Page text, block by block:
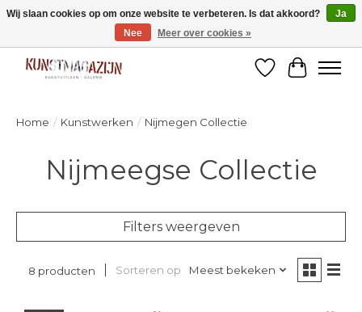
Welkom bij de designshop van Kunstmagazijn Nijmegen!
Verlanglijst
Home / Kunstwerken / Nijmegen Collectie
Nijmeegse Collectie
Filters weergeven
8 producten Sorteren op Meest bekeken
Wij slaan cookies op om onze website te verbeteren. Is dat akkoord?
Ja
Nee
Meer over cookies »